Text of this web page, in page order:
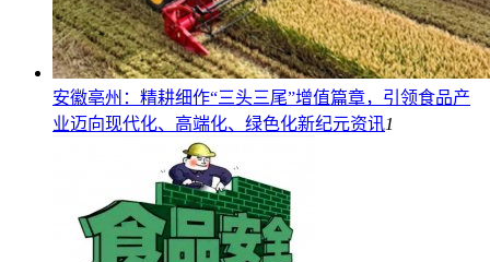
安徽亳州：精耕细作“三头三尾”增值篇章，引领食品产
业迈向现代化、高端化、绿色化新纪元资讯1